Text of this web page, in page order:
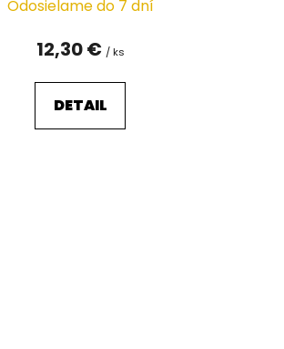
Odosielame do 7 dní
12,30 € / ks
DETAIL